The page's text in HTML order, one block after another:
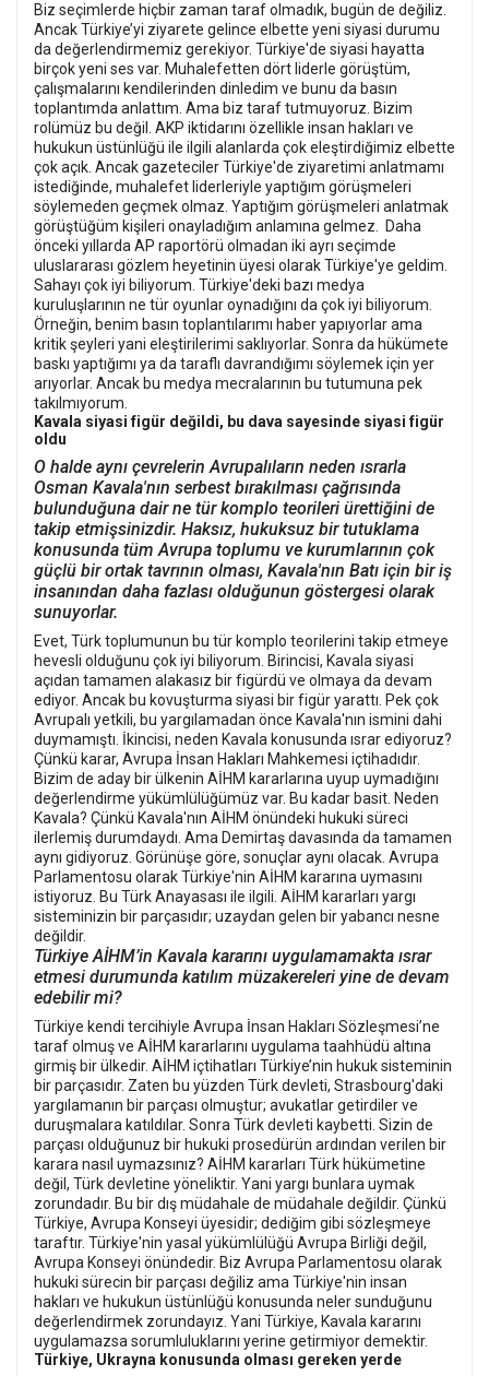
Biz seçimlerde hiçbir zaman taraf olmadık, bugün de değiliz.
Ancak Türkiye’yi ziyarete gelince elbette yeni siyasi durumu
da değerlendirmemiz gerekiyor. Türkiye'de siyasi hayatta
birçok yeni ses var. Muhalefetten dört liderle görüştüm,
çalışmalarını kendilerinden dinledim ve bunu da basın
toplantımda anlattım. Ama biz taraf tutmuyoruz. Bizim
rolümüz bu değil. AKP iktidarını özellikle insan hakları ve
hukukun üstünlüğü ile ilgili alanlarda çok eleştirdiğimiz elbette
çok açık. Ancak gazeteciler Türkiye'de ziyaretimi anlatmamı
istediğinde, muhalefet liderleriyle yaptığım görüşmeleri
söylemeden geçmek olmaz. Yaptığım görüşmeleri anlatmak
görüştüğüm kişileri onayladığım anlamına gelmez. Daha
önceki yıllarda AP raportörü olmadan iki ayrı seçimde
uluslararası gözlem heyetinin üyesi olarak Türkiye'ye geldim.
Sahayı çok iyi biliyorum. Türkiye'deki bazı medya
kuruluşlarının ne tür oyunlar oynadığını da çok iyi biliyorum.
Örneğin, benim basın toplantılarımı haber yapıyorlar ama
kritik şeyleri yani eleştirilerimi saklıyorlar. Sonra da hükümete
baskı yaptığımı ya da taraflı davrandığımı söylemek için yer
arıyorlar. Ancak bu medya mecralarının bu tutumuna pek
takılmıyorum.
Kavala siyasi figür değildi, bu dava sayesinde siyasi figür
oldu
O halde aynı çevrelerin Avrupalıların neden ısrarla
Osman Kavala'nın serbest bırakılması çağrısında
bulunduğuna dair ne tür komplo teorileri ürettiğini de
takip etmişsinizdir. Haksız, hukuksuz bir tutuklama
konusunda tüm Avrupa toplumu ve kurumlarının çok
güçlü bir ortak tavrının olması, Kavala'nın Batı için bir iş
insanından daha fazlası olduğunun göstergesi olarak
sunuyorlar.
Evet, Türk toplumunun bu tür komplo teorilerini takip etmeye
hevesli olduğunu çok iyi biliyorum. Birincisi, Kavala siyasi
açıdan tamamen alakasız bir figürdü ve olmaya da devam
ediyor. Ancak bu kovuşturma siyasi bir figür yarattı. Pek çok
Avrupalı ​​yetkili, bu yargılamadan önce Kavala'nın ismini dahi
duymamıştı. İkincisi, neden Kavala konusunda ısrar ediyoruz?
Çünkü karar, Avrupa İnsan Hakları Mahkemesi içtihadıdır.
Bizim de aday bir ülkenin AİHM kararlarına uyup uymadığını
değerlendirme yükümlülüğümüz var. Bu kadar basit. Neden
Kavala? Çünkü Kavala'nın AİHM önündeki hukuki süreci
ilerlemiş durumdaydı. Ama Demirtaş davasında da tamamen
aynı gidiyoruz. Görünüşe göre, sonuçlar aynı olacak. Avrupa
Parlamentosu olarak Türkiye'nin AİHM kararına uymasını
istiyoruz. Bu Türk Anayasası ile ilgili. AİHM kararları yargı
sisteminizin bir parçasıdır; uzaydan gelen bir yabancı nesne
değildir.
Türkiye AİHM’in Kavala kararını uygulamamakta ısrar
etmesi durumunda katılım müzakereleri yine de devam
edebilir mi?
Türkiye kendi tercihiyle Avrupa İnsan Hakları Sözleşmesi’ne
taraf olmuş ve AİHM kararlarını uygulama taahhüdü altına
girmiş bir ülkedir. AİHM içtihatları Türkiye’nin hukuk sisteminin
bir parçasıdır. Zaten bu yüzden Türk devleti, Strasbourg'daki
yargılamanın bir parçası olmuştur; avukatlar getirdiler ve
duruşmalara katıldılar. Sonra Türk devleti kaybetti. Sizin de
parçası olduğunuz bir hukuki prosedürün ardından verilen bir
karara nasıl uymazsınız? AİHM kararları Türk hükümetine
değil, Türk devletine yöneliktir. Yani yargı bunlara uymak
zorundadır. Bu bir dış müdahale de müdahale değildir. Çünkü
Türkiye, Avrupa Konseyi üyesidir; dediğim gibi sözleşmeye
taraftır. Türkiye'nin yasal yükümlülüğü Avrupa Birliği değil,
Avrupa Konseyi önündedir. Biz Avrupa Parlamentosu olarak
hukuki sürecin bir parçası değiliz ama Türkiye'nin insan
hakları ve hukukun üstünlüğü konusunda neler sunduğunu
değerlendirmek zorundayız. Yani Türkiye, Kavala kararını
uygulamazsa sorumluluklarını yerine getirmiyor demektir.
Türkiye, Ukrayna konusunda olması gereken yerde